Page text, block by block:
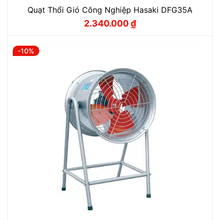
Quạt Thổi Gió Công Nghiệp Hasaki DFG35A
Giá
2.340.000₫
Giá
-10%